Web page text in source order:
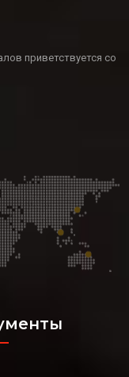
приветствуется со